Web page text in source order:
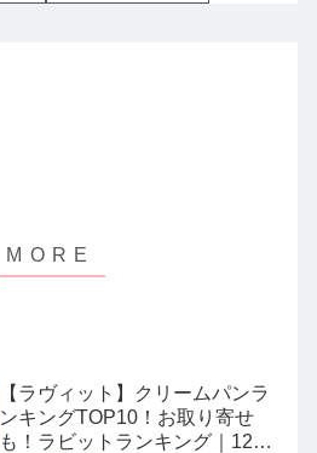
【ラヴィット】クリームパンラ
ンキングTOP10！お取り寄せ
も！ラビットランキング｜12月